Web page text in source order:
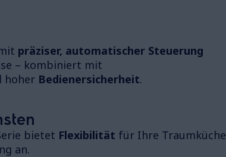
präziser, automatischer Steuerung
– kombiniert mit
hoher Bedienersicherheit.
bietet Flexibilität für Ihre Traumküche
an.